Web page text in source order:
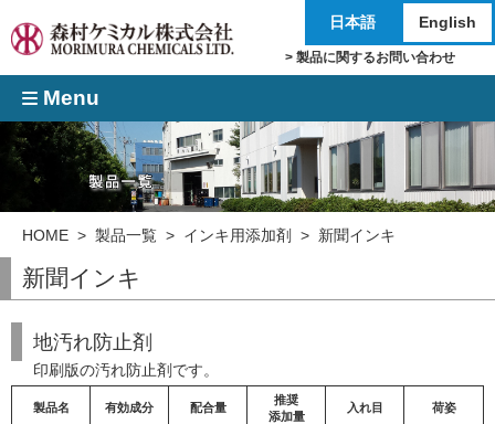
日本語 English
> 製品に関するお問い合わせ
Menu
HOME > 製品一覧 > インキ用添加剤 > 新聞インキ
新聞インキ
地汚れ防止剤
印刷版の汚れ防止剤です。
製品名 有効成分 配合量
推奨
添加量
入れ目 荷姿